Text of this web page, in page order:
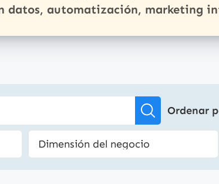
datos, automatización, marketing
Ordenar